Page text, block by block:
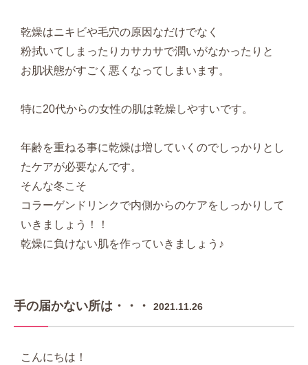
乾燥はニキビや毛穴の原因なだけでなく
粉拭いてしまったりカサカサで潤いがなかったりと
お肌状態がすごく悪くなってしまいます。
特に20代からの女性の肌は乾燥しやすいです。
年齢を重ねる事に乾燥は増していくのでしっかりとし
たケアが必要なんです。
そんな冬こそ
コラーゲンドリンクで内側からのケアをしっかりして
いきましょう！！
乾燥に負けない肌を作っていきましょう♪
手の届かない所は・・・ 2021.11.26
こんにちは！